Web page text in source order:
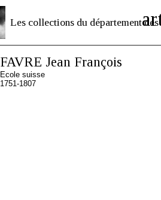
Les collections du département des
FAVRE Jean François
Ecole suisse
1751-1807